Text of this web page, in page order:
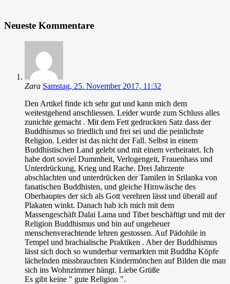
Neueste Kommentare
Zara Samstag, 25. November 2017, 11:32
Den Artikel finde ich sehr gut und kann mich dem
weitestgehend anschliessen. Leider wurde zum Schluss alles
zunichte gemacht . Mit dem Fett gedruckten Satz dass der
Buddhismus so friedlich und frei sei und die peinlichste
Religion. Leider ist das nicht der Fall. Selbst in einem
Buddhistischen Land gelebt und mit einem verheiratet. Ich
habe dort soviel Dummheit, Verlogengeit, Frauenhass und
Unterdrückung, Krieg und Rache. Drei Jahrzente
abschlachten und unterdrücken der Tamilen in Srilanka von
fanatischen Buddhisten, und gleiche Hirnwäsche des
Oberhauptes der sich als Gott verehren lässt und überall auf
Plakaten winkt. Danach hab ich mich mit dem
Massengeschäft Dalai Lama und Tibet beschäftigt und mit der
Religion Buddhismus und bin auf ungeheuer
menschenverachtende lehren gestossen. Auf Pädohile in
Tempel und brachialische Praktiken . Aber der Buddhismus
lässt sich doch so wunderbar vermarkten mit Buddha Köpfe
lächelnden missbrauchten Kindermönchen auf Bilden die man
sich ins Wohnzimmer hängt. Liebe Grüße
Es gibt keine " gute Religion ".